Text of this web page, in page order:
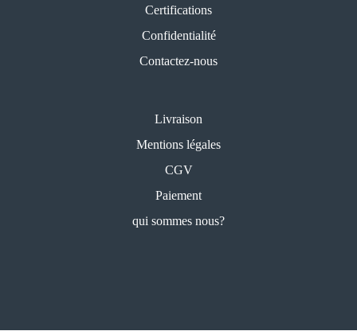
Certifications
Confidentialité
Contactez-nous
Livraison
Mentions légales
CGV
Paiement
qui sommes nous?